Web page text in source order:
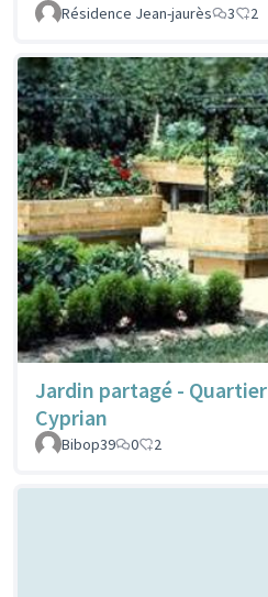
Résidence Jean-jaurès
3 2
Jardin partagé - Quartier
Cyprian
Bibop39
0 2